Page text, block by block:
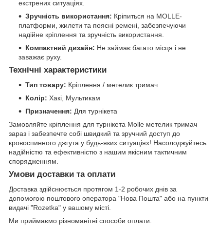
екстрених ситуаціях.
Зручність використання: Кріпиться на MOLLE-
платформи, жилети та поясні ремені, забезпечуючи
надійне кріплення та зручність використання.
Компактний дизайн: Не займає багато місця і не
заважає руху.
Технічні характеристики
Тип товару: Кріплення / метелик тримач
Колір: Хакі, Мультикам
Призначення: Для турнікета
Замовляйте кріплення для турнікета Molle метелик тримач
зараз і забезпечте собі швидкий та зручний доступ до
кровоспинного джгута у будь-яких ситуаціях! Насолоджуйтесь
надійністю та ефективністю з нашим якісним тактичним
спорядженням.
Умови доставки та оплати
Доставка здійснюється протягом 1-2 робочих днів за
допомогою поштового оператора "Нова Пошта" або на пункти
видачі "Rozetka" у вашому місті.
Ми приймаємо різноманітні способи оплати: